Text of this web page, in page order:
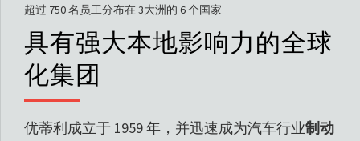
超过 750 名员工分布在 3大洲的 6 个国家
具有强大本地影响力的全球
化集团
优蒂利成立于 1959 年，并迅速成为汽车行业制动